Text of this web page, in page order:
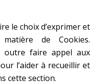
le choix d’exprimer et
de Cookies.
outre faire appel aux
l’aider à recueillir et
cette section.